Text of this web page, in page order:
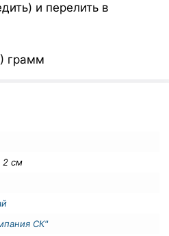
и перелить в
грамм
2 см
СК"